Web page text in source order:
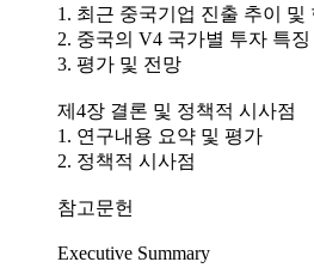
1. 최근 중국기업 진출 추이 및
2. 중국의 V4 국가별 투자 특
3. 평가 및 전망
제4장 결론 및 정책적 시사점
1. 연구내용 요약 및 평가
2. 정책적 시사점
참고문헌
Executive Summary